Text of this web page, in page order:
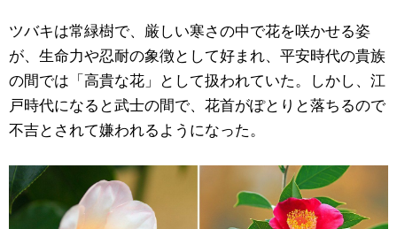
ツバキは常緑樹で、厳しい寒さの中で花を咲かせる姿
が、生命力や忍耐の象徴として好まれ、平安時代の貴族
の間では「高貴な花」として扱われていた。しかし、江
戸時代になると武士の間で、花首がぽとりと落ちるので
不吉とされて嫌われるようになった。